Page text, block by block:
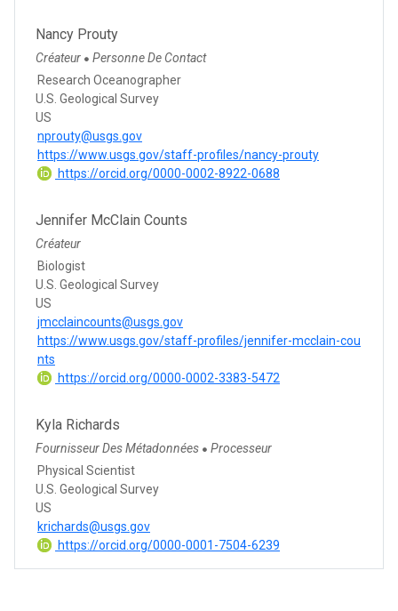
Nancy Prouty
Créateur ● Personne De Contact
Research Oceanographer
U.S. Geological Survey
US
nprouty@usgs.gov
https://www.usgs.gov/staff-profiles/nancy-prouty
https://orcid.org/0000-0002-8922-0688
Jennifer McClain Counts
Créateur
Biologist
U.S. Geological Survey
US
jmcclaincounts@usgs.gov
https://www.usgs.gov/staff-profiles/jennifer-mcclain-cou
nts
https://orcid.org/0000-0002-3383-5472
Kyla Richards
Fournisseur Des Métadonnées ● Processeur
Physical Scientist
U.S. Geological Survey
US
krichards@usgs.gov
https://orcid.org/0000-0001-7504-6239